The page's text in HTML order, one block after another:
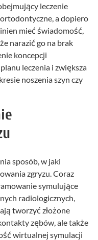
leczenie
a dopiero
mieć świadomość,
narazić go na brak
koncepcji
leczenia i zwiększa
noszenia szyn czy
sposób, w jaki
zgryzu. Coraz
symulujące
radiologicznych,
tworzyć złożone
zębów, ale także
wirtualnej symulacji